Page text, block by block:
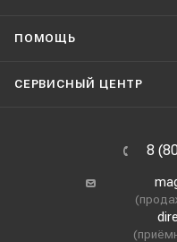
ПОМОЩЬ
СЕРВИСНЫЙ ЦЕНТР
8